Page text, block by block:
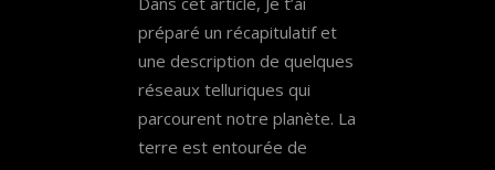
préparé un récapitulatif et
une description de quelques
réseaux telluriques qui
parcourent notre planète. La
terre est entourée de